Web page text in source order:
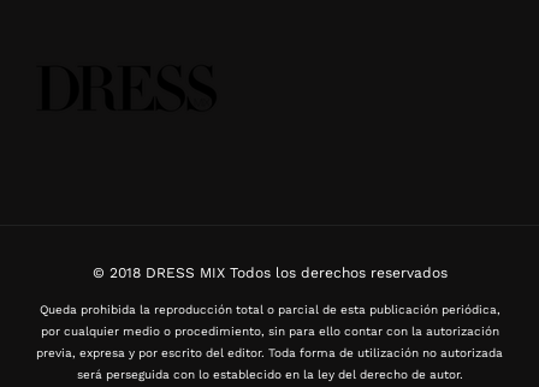
© 2018 DRESS MIX Todos los derechos reservados
Queda prohibida la reproducción total o parcial de esta publicación periódica,
por cualquier medio o procedimiento, sin para ello contar con la autorización
previa, expresa y por escrito del editor. Toda forma de utilización no autorizada
será perseguida con lo establecido en la ley del derecho de autor.